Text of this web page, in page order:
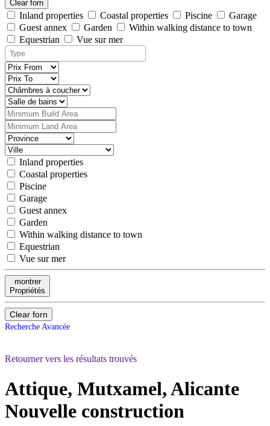
Clear forn
Inland properties Coastal properties Piscine
Garage
Guest annex
Garden
Within walking distance to town
Equestrian
Vue sur mer
Inland properties
Coastal properties
Piscine
Garage
Guest annex
Garden
Within walking distance to town
Equestrian
Vue sur mer
montrer
Propriétés
Clear forn
Recherche Avancée
Retourner vers les résultats trouvés
Attique, Mutxamel, Alicante
Nouvelle construction